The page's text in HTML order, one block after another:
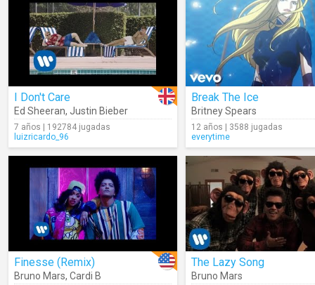
I Don't Care
Ed Sheeran, Justin Bieber
7 años | 192784 jugadas
luizricardo_96
Break The Ice
Britney Spears
12 años | 3588 jugadas
everytime
Finesse (Remix)
Bruno Mars, Cardi B
The Lazy Song
Bruno Mars